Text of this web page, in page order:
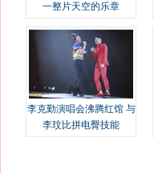
一整片天空的乐章
李克勤演唱会沸腾红馆 与
李玟比拼电臀技能